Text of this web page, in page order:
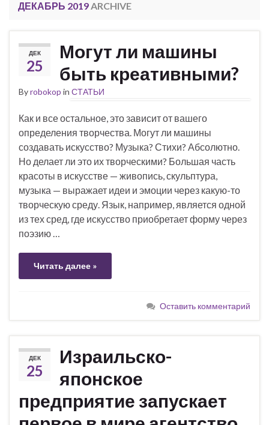
ДЕКАБРЬ 2019ARCHIVE
ДЕК
25
Могут ли машины
быть креативными?
Byrobokop in СТАТЬИ
Как и все остальное, это зависит от вашего
определения творчества. Могут ли машины
создавать искусство? Музыка? Стихи? Абсолютно.
Но делает ли это их творческими? Большая часть
красоты в искусстве — живопись, скульптура,
музыка — выражает идеи и эмоции через какую-то
творческую среду. Язык, например, является одной
из тех сред, где искусство приобретает форму через
поэзию …
Читать далее »
Оставить комментарий
ДЕК
25
Израильско-
японское
предприятие запускает